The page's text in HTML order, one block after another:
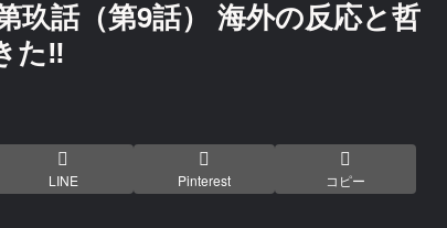
玖話（第9話） 海外の反応と哲
た‼
LINE Pinterest コピー